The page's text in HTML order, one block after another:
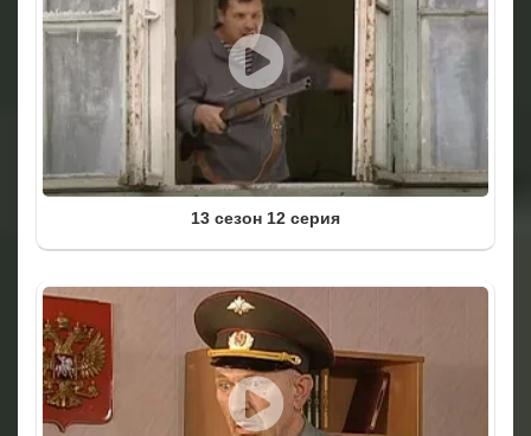
13 сезон 12 серия